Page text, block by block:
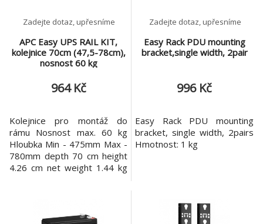
APC Easy UPS RAIL KIT,
kolejnice 70cm (47,5-78cm),
nosnost 60 kg
Zadejte dotaz, upřesníme
964 Kč
Kolejnice pro montáž do
rámu Nosnost max. 60 kg
Hloubka Min - 475mm Max -
780mm depth 70 cm height
4.26 cm net weight 1.44 kg
Easy Rack PDU mounting
bracket,single width, 2pair
Zadejte dotaz, upřesníme
996 Kč
Easy Rack PDU mounting
bracket, single width, 2pairs
Hmotnost: 1 kg